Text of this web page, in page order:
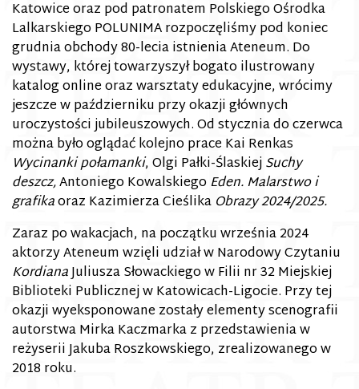
Katowice oraz pod patronatem Polskiego Ośrodka
Lalkarskiego POLUNIMA rozpoczęliśmy pod koniec
grudnia obchody 80-lecia istnienia Ateneum. Do
wystawy, której towarzyszył bogato ilustrowany
katalog online oraz warsztaty edukacyjne, wrócimy
jeszcze w październiku przy okazji głównych
uroczystości jubileuszowych. Od stycznia do czerwca
można było oglądać kolejno prace Kai Renkas
Wycinanki połamanki, Olgi Pałki-ŚlaskiejSuchy
deszcz,Antoniego KowalskiegoEden. Malarstwo i
grafikaoraz Kazimierza Cieślika Obrazy 2024/2025.
Zaraz po wakacjach, na początku września 2024
aktorzy Ateneum wzięli udział w Narodowy Czytaniu
KordianaJuliusza Słowackiego w Filii nr 32 Miejskiej
Biblioteki Publicznej w Katowicach-Ligocie. Przy tej
okazji wyeksponowane zostały elementy scenografii
autorstwa Mirka Kaczmarka z przedstawienia w
reżyserii Jakuba Roszkowskiego, zrealizowanego w
2018 roku.